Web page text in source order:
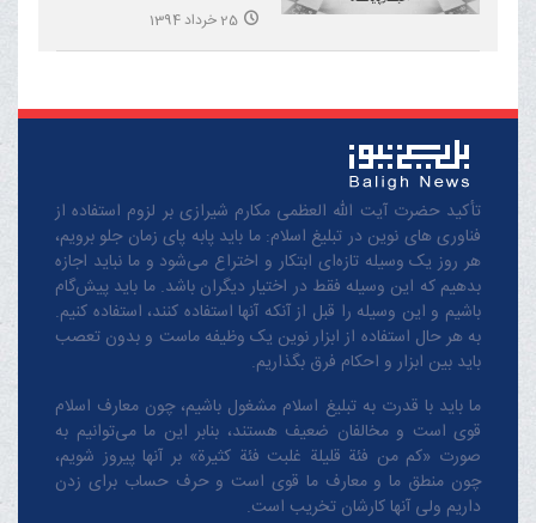
25 خرداد 1394
تأکید حضرت آیت الله العظمی مکارم شیرازی بر لزوم استفاده از
فناوری های نوین در تبلیغ اسلام: ما باید پابه پای زمان جلو برویم،
هر روز یک وسیله تازه‌ای ابتکار و اختراع می‌شود و ما نباید اجازه
بدهیم که این وسیله فقط در اختیار دیگران باشد. ما باید پیش‌گام
باشیم و این وسیله را قبل از آنکه آنها استفاده کنند، استفاده کنیم.
به هر حال استفاده از ابزار نوین یک وظیفه ماست و بدون تعصب
باید بین ابزار و احکام فرق بگذاریم.
ما باید با قدرت به تبلیغ اسلام مشغول باشیم، چون معارف اسلام
قوی است و مخالفان ضعیف هستند، بنابر این ما می‌توانیم به
صورت «کم من فئة قلیلة غلبت فئة کثیرة» بر آنها پیروز شویم،
چون منطق‌ ما و معارف ‌ما قوی است و حرف حساب برای زدن
داریم ولی آنها کارشان تخریب است.